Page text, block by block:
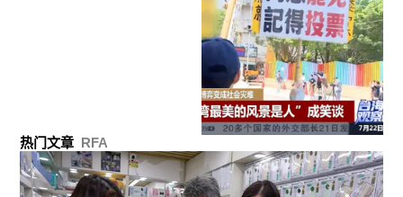
热门文章 RFA